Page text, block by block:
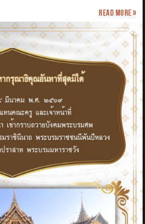
Read more »